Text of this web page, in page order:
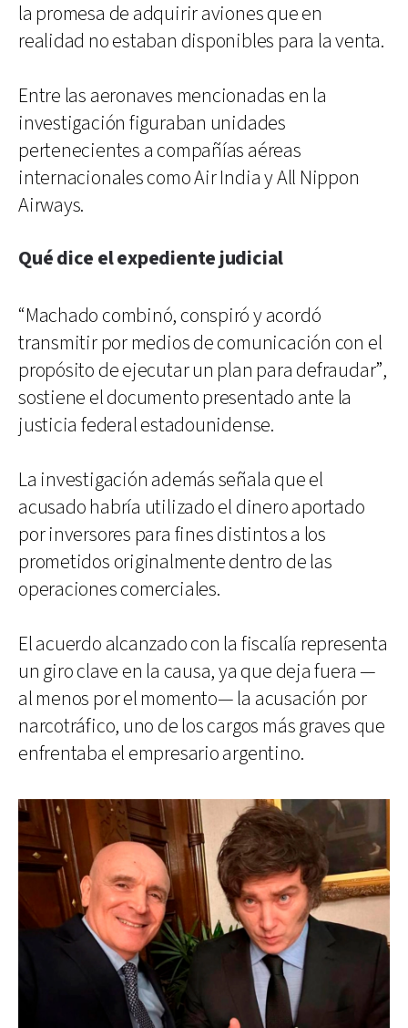
la promesa de adquirir aviones que en
realidad no estaban disponibles para la venta.
Entre las aeronaves mencionadas en la
investigación figuraban unidades
pertenecientes a compañías aéreas
internacionales como Air India y All Nippon
Airways.
Qué dice el expediente judicial
“Machado combinó, conspiró y acordó
transmitir por medios de comunicación con el
propósito de ejecutar un plan para defraudar”,
sostiene el documento presentado ante la
justicia federal estadounidense.
La investigación además señala que el
acusado habría utilizado el dinero aportado
por inversores para fines distintos a los
prometidos originalmente dentro de las
operaciones comerciales.
El acuerdo alcanzado con la fiscalía representa
un giro clave en la causa, ya que deja fuera —
al menos por el momento— la acusación por
narcotráfico, uno de los cargos más graves que
enfrentaba el empresario argentino.